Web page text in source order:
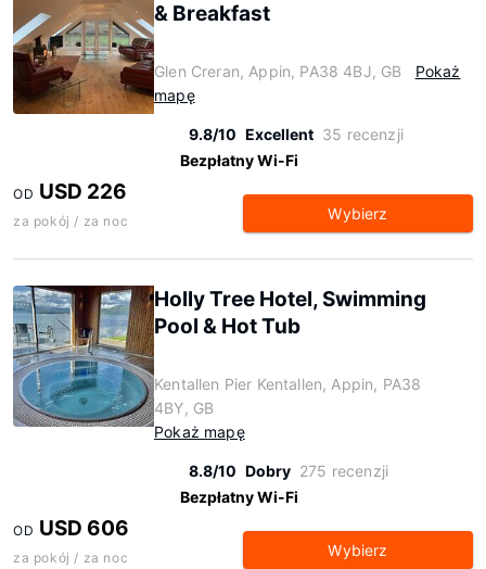
& Breakfast
Glen Creran, Appin, PA38 4BJ, GB
Pokaż
mapę
9.8/10 Excellent 35 recenzji
Bezpłatny Wi-Fi
OD USD 226
za pokój / za noc Wybierz
Holly Tree Hotel, Swimming
Pool & Hot Tub
Kentallen Pier Kentallen, Appin, PA38
4BY, GB
Pokaż mapę
8.8/10 Dobry 275 recenzji
Bezpłatny Wi-Fi
OD USD 606
za pokój / za noc Wybierz